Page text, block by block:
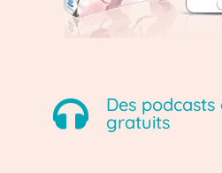
Des
gratuits